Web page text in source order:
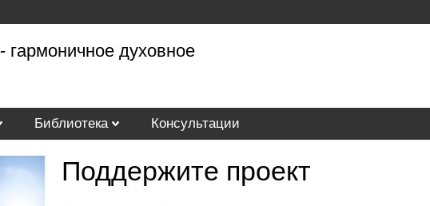
- гармоничное духовное
Библиотека Консультации
Поддержите проект